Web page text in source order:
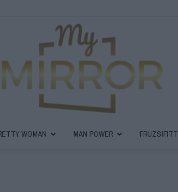
WOMAN MAN POWER FRUZSIFITT